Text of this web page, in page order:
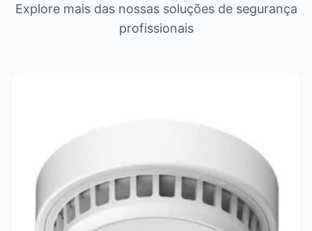
Explore mais das nossas soluções de segurança
profissionais